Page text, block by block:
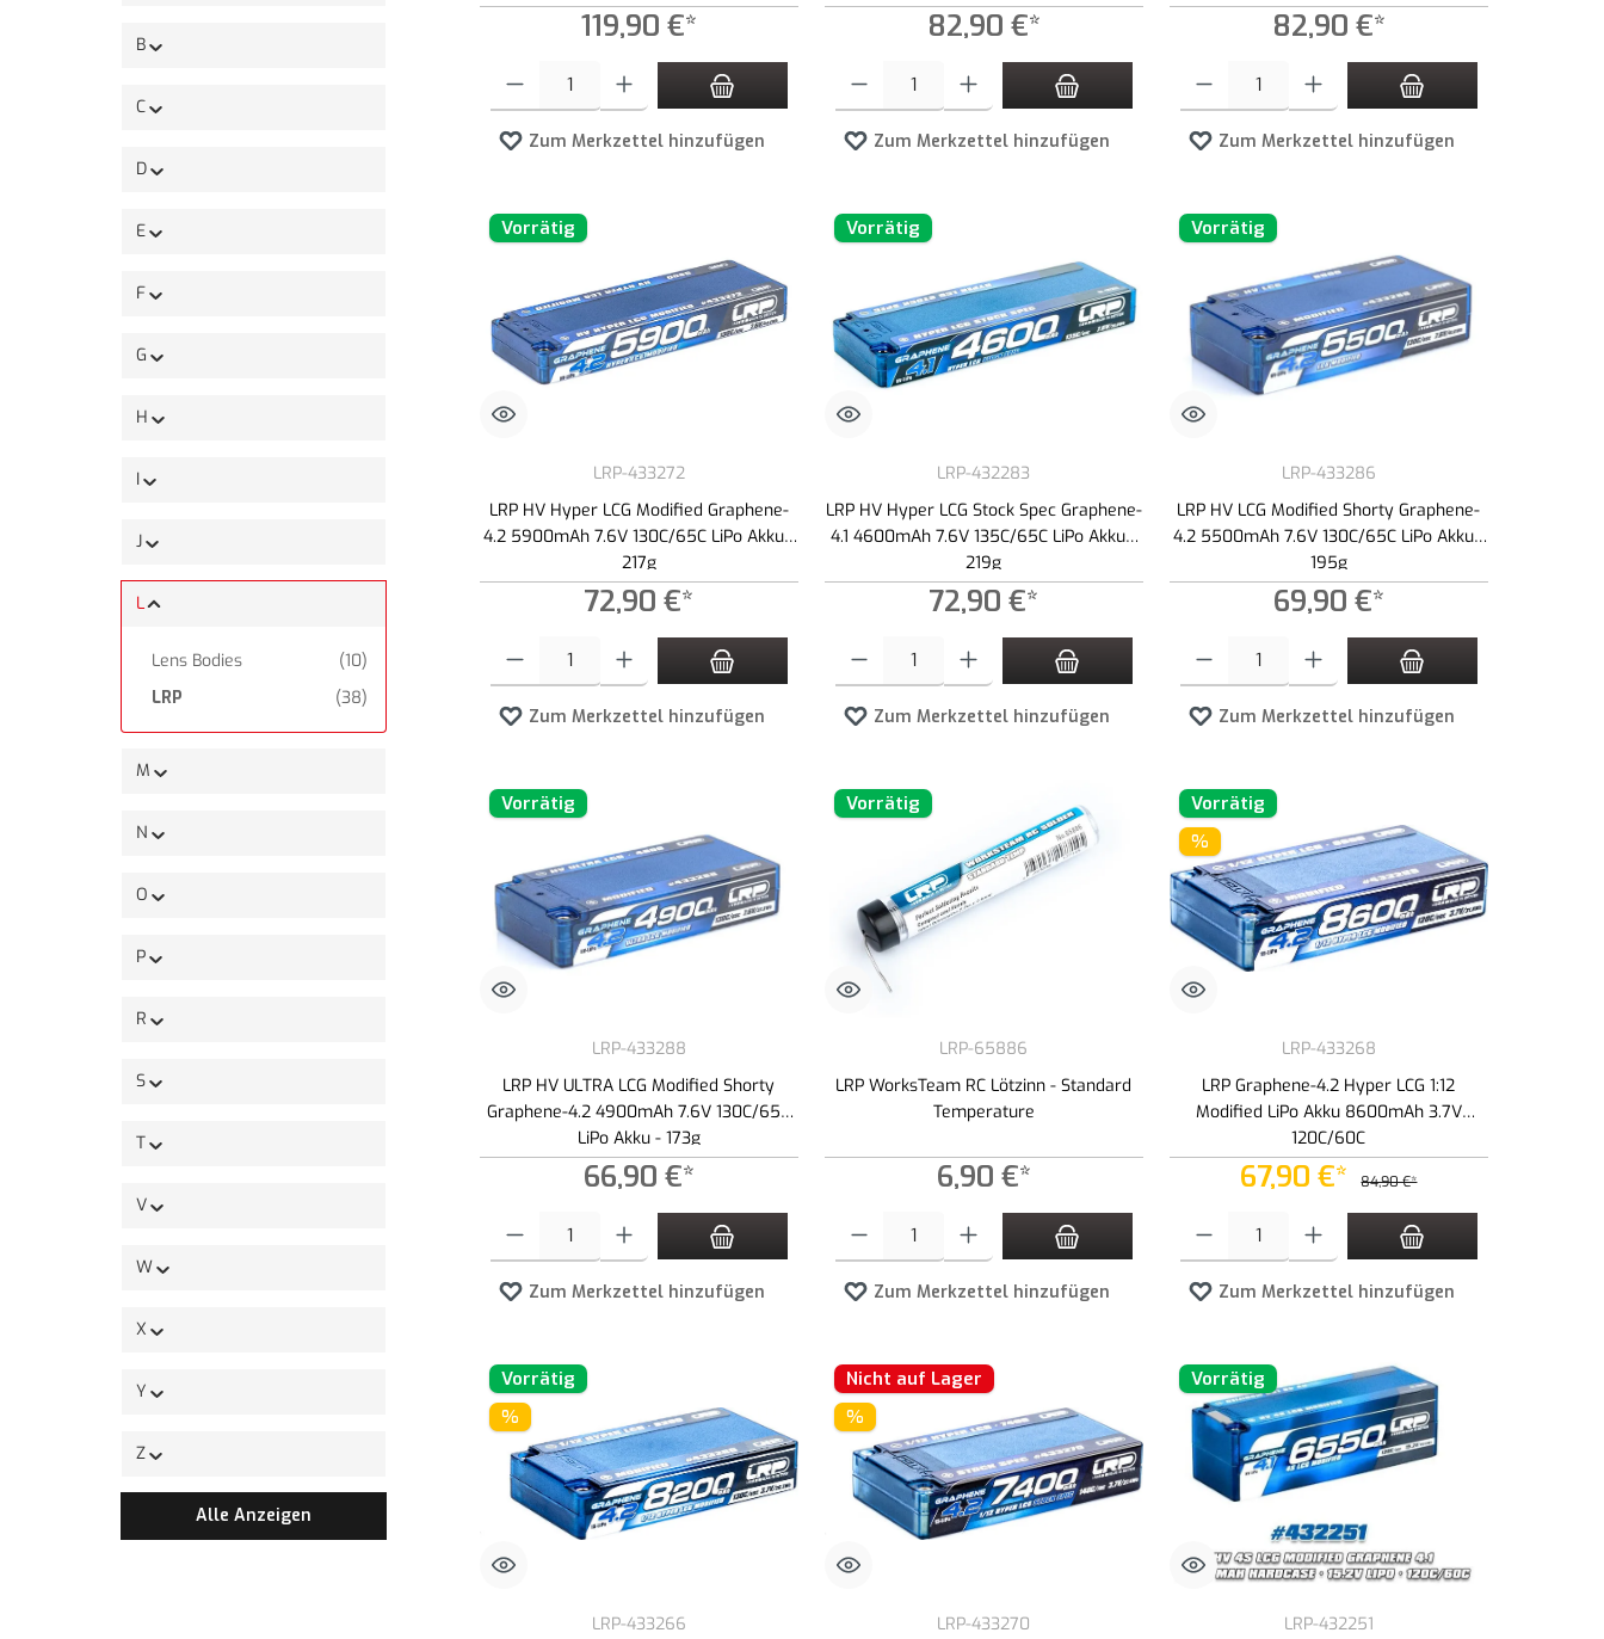
B
C
D
E
F
G
H
I
J
L
(10)
Lens Bodies
(38)
LRP
M
N
O
P
R
S
T
V
W
X
Y
Z
Alle Anzeigen
119,90 €*
Produkt Anzahl: Gib den gewünschten Wert ein oder benutze die Schaltflächen um die Anzahl zu erhöhen oder zu reduzieren.
Zum Merkzettel hinzufügen
82,90 €*
Produkt Anzahl: Gib den gewünschten Wert ein oder benutze die Schaltflächen um die Anzahl zu erhöhen oder zu
Zum Merkzettel hinzufügen
82,90 €*
Produkt Anzahl: Gib den gewünschten Wert ein oder benutze
Zum Merkzettel hinzufügen
Vorrätig
LRP-433272
LRP HV Hyper LCG Modified Graphene-
4.2 5900mAh 7.6V 130C/65C LiPo Akku -
217g
72,90 €*
Produkt Anzahl: Gib den gewünschten Wert ein oder benutze die Schaltflächen um die Anzahl zu erhöhen oder zu reduzieren.
Zum Merkzettel hinzufügen
Vorrätig
LRP-432283
LRP HV Hyper LCG Stock Spec Graphene-
4.1 4600mAh 7.6V 135C/65C LiPo Akku -
219g
72,90 €*
Produkt Anzahl: Gib den gewünschten Wert ein oder benutze die Schaltflächen um die Anzahl zu erhöhen oder zu
Zum Merkzettel hinzufügen
Vorrätig
LRP-433286
LRP HV LCG Modified Shorty Graphene-
4.2 5500mAh 7.6V 130C/65C LiPo Akku -
195g
69,90 €*
Produkt Anzahl: Gib den gewünschten Wert ein oder benutze
Zum Merkzettel hinzufügen
Vorrätig
LRP-433288
LRP HV ULTRA LCG Modified Shorty
Graphene-4.2 4900mAh 7.6V 130C/65C
LiPo Akku - 173g
66,90 €*
Produkt Anzahl: Gib den gewünschten Wert ein oder benutze die Schaltflächen um die Anzahl zu erhöhen oder zu reduzieren.
Zum Merkzettel hinzufügen
Vorrätig
LRP-65886
LRP WorksTeam RC Lötzinn - Standard
Temperature
6,90 €*
Produkt Anzahl: Gib den gewünschten Wert ein oder benutze die Schaltflächen um die Anzahl zu erhöhen oder zu
Zum Merkzettel hinzufügen
Vorrätig
%
LRP-433268
LRP Graphene-4.2 Hyper LCG 1:12
Modified LiPo Akku 8600mAh 3.7V
120C/60C
67,90 €* 84,90 €*
Produkt Anzahl: Gib den gewünschten Wert ein oder benutze
Zum Merkzettel hinzufügen
Vorrätig
%
LRP-433266
Nicht auf Lager
%
LRP-433270
Vorrätig
LRP-432251